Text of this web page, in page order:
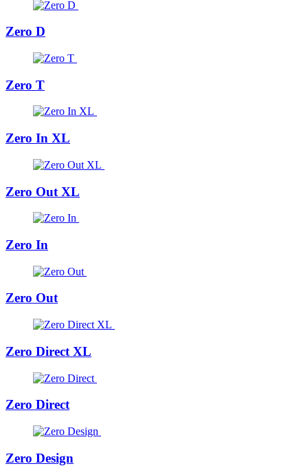
Zero D
Zero T
Zero In XL
Zero Out XL
Zero In
Zero Out
Zero Direct XL
Zero Direct
Zero Design